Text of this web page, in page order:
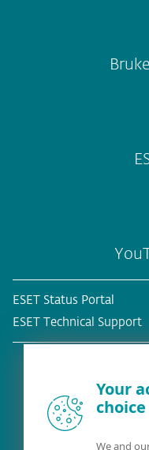
ESET Status Portal
ESET Technical Support
Your
choice
We and